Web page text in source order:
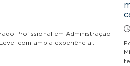
Profissional em Administração
com ampla experiência…